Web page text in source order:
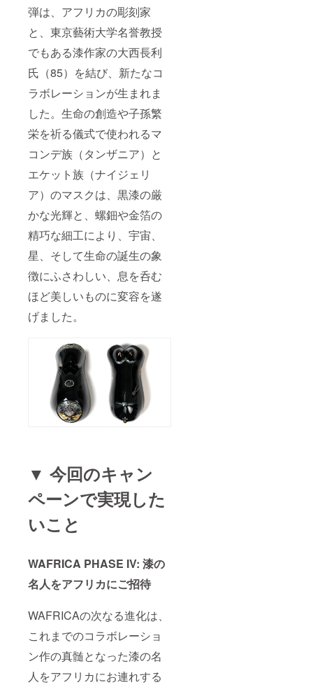
弾は、アフリカの彫刻家
と、東京藝術大学名誉教授
でもある漆作家の大西長利
氏（85）を結び、新たなコ
ラボレーションが生まれま
した。生命の創造や子孫繁
栄を祈る儀式で使われるマ
コンデ族（タンザニア）と
エケット族（ナイジェリ
ア）のマスクは、黒漆の厳
かな光輝と、螺鈿や金箔の
精巧な細工により、宇宙、
星、そして生命の誕生の象
徴にふさわしい、息を呑む
ほど美しいものに変容を遂
げました。
▼ 今回のキャン
ペーンで実現した
いこと
WAFRICA PHASE IV: 漆の
名人をアフリカにご招待
WAFRICAの次なる進化は、
これまでのコラボレーショ
ン作の真髄となった漆の名
人をアフリカにお連れする